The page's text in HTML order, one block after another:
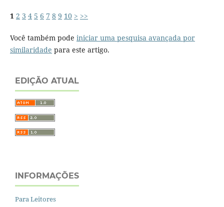
1 2 3 4 5 6 7 8 9 10 > >>
Você também pode iniciar uma pesquisa avançada por
similaridade para este artigo.
EDIÇÃO ATUAL
INFORMAÇÕES
Para Leitores